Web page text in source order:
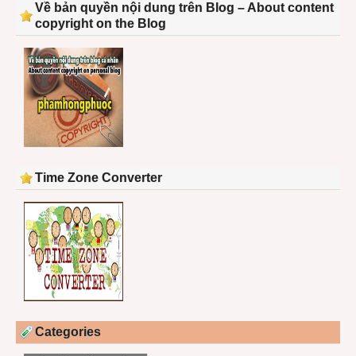
Về bản quyền nội dung trên Blog – About content
copyright on the Blog
Time Zone Converter
Categories